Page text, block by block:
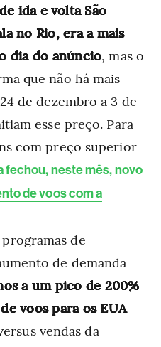
ida e volta São
no Rio, era a mais
o dia do anúncio, mas o
que não há mais
de dezembro a 3 de
esse preço. Para
com preço superior
fechou, neste mês, novo
de voos com a
de
de demanda
a um pico de 200%
voos para os EUA
vendas da